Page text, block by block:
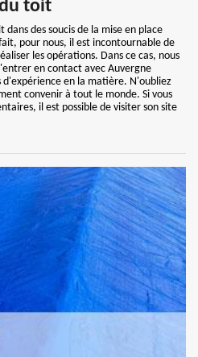
toit
dans des soucis de la mise en place
pour nous, il est incontournable de
les opérations. Dans ce cas, nous
en contact avec Auvergne
d'expérience en la matière. N'oubliez
convenir à tout le monde. Si vous
il est possible de visiter son site